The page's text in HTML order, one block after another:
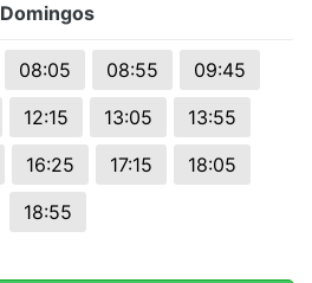
Domingos
08:05 08:55
09:45
12:15 13:05
13:55
16:25 17:15
18:05
18:55